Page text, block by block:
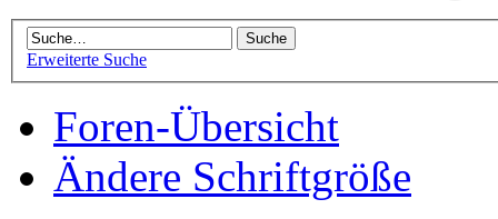
Erweiterte Suche
Foren-Übersicht
Ändere Schriftgröße